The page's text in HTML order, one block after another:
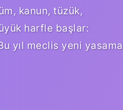
kanun, tüzük,
harfle başlar:
yıl meclis yeni yasama